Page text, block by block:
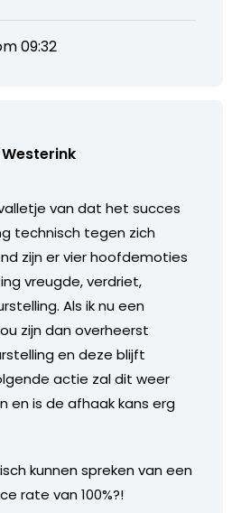
09:32
van dat het succes
technisch tegen zich
zijn er vier hoofdemoties
vreugde, verdriet,
Als ik nu een
zijn dan overheerst
en deze blijft
actie zal dit weer
en is de afhaak kans erg
kunnen spreken van een
rate van 100%?!